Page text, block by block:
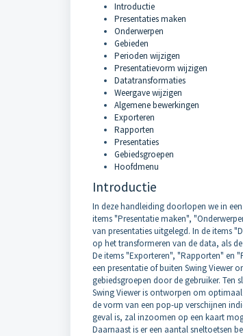
Introductie
Presentaties maken
Onderwerpen
Gebieden
Perioden wijzigen
Presentatievorm wijzigen
Datatransformaties
Weergave wijzigen
Algemene bewerkingen
Exporteren
Rapporten
Presentaties
Gebiedsgroepen
Hoofdmenu
Introductie
In deze handleiding doorlopen we in
items "Presentatie maken",
van presentaties uitgelegd. In de items
op het transformeren van de data, als
De items "Exporteren", "Rapporten" en
een presentatie of buiten Swing Viewer
gebiedsgroepen door de gebruiker.
Swing Viewer is ontworpen om
de vorm van een pop-up verschijnen
geval is, zal inzoomen op een kaart
Daarnaast is er een aantal sneltoetsen